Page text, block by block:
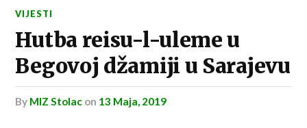
VIJESTI
Hutba reisu-l-uleme u
Begovoj džamiji u Sarajevu
by MIZ Stolac on 13 Maja, 2019